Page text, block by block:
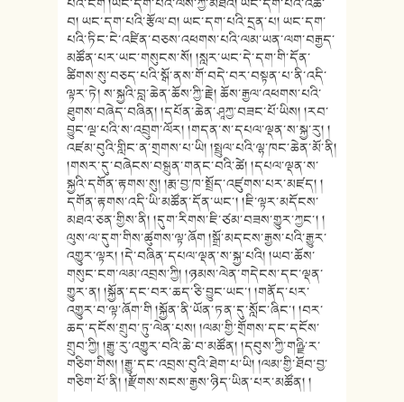
བ། ཡང་དག་པའི་རྩོལ་བ། ཡང་དག་པའི་དྲན་པ། ཡང་དག་
པའི་ཏིང་ངེ་འཛིན་བཅས་འཕགས་པའི་ལམ་ཡན་ལག་བརྒྱད་
མཚོན་པར་ཡང་གསུངས་སོ། །སླར་ཡང་དེ་དག་གི་དོན་
ཚིགས་སུ་བཅད་པའི་སྒོ་ནས་གོ་བདེ་བར་བསྟན་པ་ནི་འདི་
ལྟར་ཏེ། ས་སྐྱའི་བླ་ཆེན་ཆོས་ཀྱི་རྗེ། ཆོས་རྒྱལ་འཕགས་པའི་
ཐུགས་བཞེད་བཞིན། །དཔོན་ཆེན་ཤཱཀྱ་བཟང་པོ་ཡིས། །རབ་
བྱུང་ལྔ་པའི་ས་འབྲུག་ལོར། །གདན་ས་དཔལ་ལྡན་ས་སྐྱ་རུ། །
འཛམ་བུའི་གླིང་ན་གྲགས་པ་ཡི། །སྤྲུལ་པའི་ལྷ་ཁང་ཆེན་མོ་ནི།
།གསར་དུ་བཞེངས་བསྐྲུན་གནང་བའི་ཚེ། །དཔལ་ལྡན་ས་
སྐྱའི་དགོན་རྟགས་སུ། །རྨ་བྱ་ཁ་སྤྲོད་འཛུགས་པར་མཛད། །
དགོན་རྟགས་འདི་ཡི་མཚོན་དོན་ཡང་། །ཇི་ལྟར་མདོངས་
མཐའ་ཅན་གྱིས་ནི། །དུག་རིགས་ཇི་ཙམ་བཟས་གྱུར་ཀྱང་། །
ལུས་ལ་དུག་གིས་ཚུགས་ལྟ་ཞོག །སྒྲོ་མདངས་རྒྱས་པའི་རྒྱུར་
འགྱུར་ལྟར། །དེ་བཞིན་དཔལ་ལྡན་ས་སྐྱ་པའི། །ཡབ་ཆོས་
གསུང་ངག་ལམ་འབྲས་ཀྱི། །ཉམས་ལེན་གདེངས་དང་ལྡན་
གྱུར་ན། །སྐྱོན་དང་བར་ཆད་ཅི་བྱུང་ཡང་། །གནོད་པར་
འགྱུར་བ་ལྟ་ཞོག་གི །སྐྱོན་ནི་ཡོན་ཏན་དུ་སློང་ཞིང་། །བར་
ཆད་དངོས་གྲུབ་ཏུ་ལེན་པས། །ལམ་གྱི་གྲོགས་དང་དངོས་
གྲུབ་ཀྱི། །རྒྱུ་རུ་འགྱུར་བའི་ཆེ་བ་མཚོན། །དབུས་ཀྱི་གཉྫི་ར་
གཅིག་གིས། །རྒྱུ་དང་འབྲས་བུའི་ཐེག་པ་ཡི། །ལམ་གྱི་ཐོབ་བྱ་
གཅིག་པོ་ནི། །རྫོགས་སངས་རྒྱས་ཉིད་ཡིན་པར་མཚོན། །